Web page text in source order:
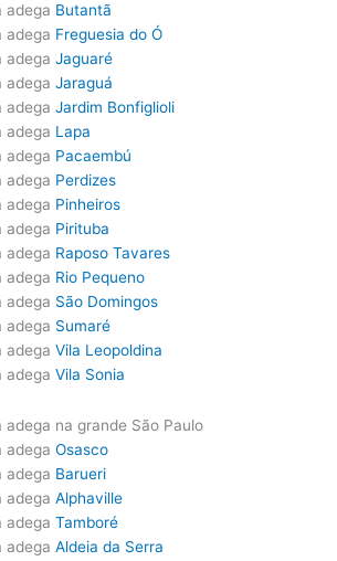
adega Butantã
adega Freguesia do Ó
adega Jaguaré
adega Jaraguá
adega Jardim Bonfiglioli
adega Lapa
adega Pacaembú
adega Perdizes
adega Pinheiros
adega Pirituba
adega Raposo Tavares
adega Rio Pequeno
adega São Domingos
adega Sumaré
adega Vila Leopoldina
adega Vila Sonia
na grande São Paulo
adega Osasco
adega Barueri
adega Alphaville
adega Tamboré
adega Aldeia da Serra